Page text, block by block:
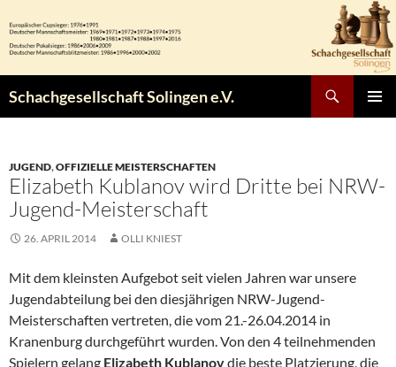
Inhalt
springen
Schachgesellschaft Solingen e.V.
JUGEND,OFFIZIELLE MEISTERSCHAFTEN
Elizabeth Kublanov wird Dritte bei NRW-
Jugend-Meisterschaft
26. APRIL 2014 OLLI KNIEST
Mit dem kleinsten Aufgebot seit vielen Jahren war unsere
Jugendabteilung bei den diesjährigen NRW-Jugend-
Meisterschaften vertreten, die vom 21.-26.04.2014 in
Kranenburg durchgeführt wurden. Von den 4 teilnehmenden
Spielern gelang Elizabeth Kublanovdie beste Platzierung, die